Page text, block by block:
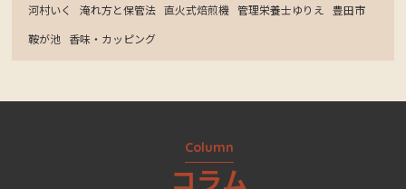
河村いく
淹れ方と保管法 直火式焙煎機 管理栄養士ゆりえ
豊田市
鞍が池 香味・カッピング
Column
コラム